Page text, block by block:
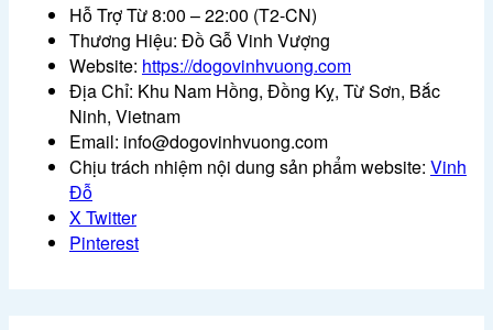
Hỗ Trợ Từ 8:00 – 22:00 (T2-CN)
Thương Hiệu: Đồ Gỗ Vinh Vượng
Website: https://dogovinhvuong.com
Địa Chỉ: Khu Nam Hồng, Đồng Kỵ, Từ Sơn, Bắc
Ninh, Vietnam
Email: info@dogovinhvuong.com
Chịu trách nhiệm nội dung sản phẩm website: Vinh
Đỗ
X Twitter
Pinterest